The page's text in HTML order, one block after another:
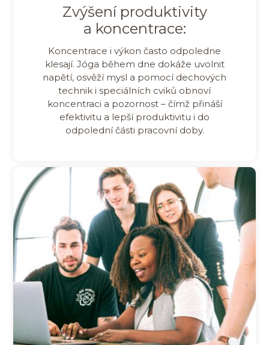
Zvýšení produktivity
a koncentrace:
Koncentrace i výkon často odpoledne
klesají. Jóga během dne dokáže uvolnit
napětí, osvěží mysl a pomocí dechových
technik i speciálních cviků obnoví
koncentraci a pozornost – čímž přináší
efektivitu a lepší produktivitu i do
odpolední části pracovní doby.